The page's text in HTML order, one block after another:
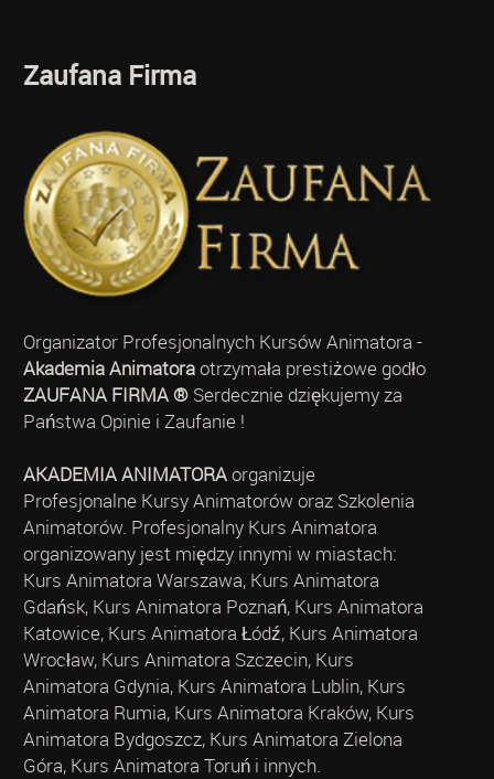
Zaufana Firma
Organizator Profesjonalnych Kursów Animatora -
Akademia Animatoraotrzymała prestiżowe godło
ZAUFANA FIRMA ®Serdecznie dziękujemy za
Państwa Opinie i Zaufanie !
AKADEMIA ANIMATORAorganizuje
Profesjonalne Kursy Animatorów oraz Szkolenia
Animatorów. Profesjonalny Kurs Animatora
organizowany jest między innymi w miastach:
Kurs Animatora Warszawa, Kurs Animatora
Gdańsk, Kurs Animatora Poznań, Kurs Animatora
Katowice, Kurs Animatora Łódź, Kurs Animatora
Wrocław, Kurs Animatora Szczecin, Kurs
Animatora Gdynia, Kurs Animatora Lublin, Kurs
Animatora Rumia, Kurs Animatora Kraków, Kurs
Animatora Bydgoszcz, Kurs Animatora Zielona
Góra, Kurs Animatora Toruń i innych.